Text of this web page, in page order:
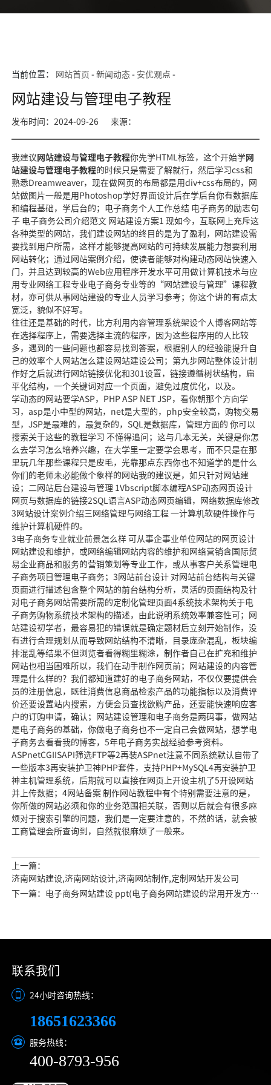
当前位置： 网站首页 -新闻动态- 安优观点 -
网站建设与管理电子教程
发布时间：2024-09-26 来源：
我建议网站建设与管理电子教程你先学HTML标签，这个开始学网
站建设与管理电子教程的时候只是需要了解就行，然后学习css和
熟悉Dreamweaver，现在做网页的布局都是用div+css布局的，网
站做图片一般是用Photoshop学好界面设计后在学后台你有数据库
和编程基础，学后台的；电子商务个人工作总结 电子商务的励志句
子 电子商务公司介绍范文 网站建设方案1 现如今，互联网上充斥这
各种类型的网站，我们建设网站的终目的是为了盈利，网站建设需
要找到用户所需，这样才能够提高网站的可持续发展能力想要利用
网站转化；通过网站案例介绍，使读者能够对构建动态网站快速入
门，并且达到较高的Web应用程序开发水平可用做计算机技术与应
用专业网络工程专业电子商务专业等的“网站建设与管理”课程教
材，亦可供从事网站建设的专业人员学习参考；你这个讲的有点太
宽泛，貌似不好写。
往往还是基础的时代，比方利用内容管理系统架设个人博客网站等
在选择程序上，需要选择主流的程序，因为这些程序用的人比较
多，遇到的一些问题也都容易找到答案，根据别人的经验能提升自
己的效率个人网站怎么建设网站建设公司；第九步网站整体设计制
作好之后就进行网站链接优化和301设置，链接遵循树状结构，扁
平化结构，一个关键词对应一个页面，避免过度优化，以及。
学动态的网站要学ASP，PHP ASP NET JSP，看你朝那个方向学
习，asp是小中型的网站，net是大型的，php安全较高，购物交易
型，JSP是最难的，最复杂的，SQL是数据库，管理方面的 你可以
搜索关于这些的教程学习 不懂得追问；这与几本无关，关键是你怎
么去学习怎么培养兴趣，在大学里一定要学会思考，而不只是在那
里玩几年那些课程只是皮毛，光靠那点东西你也不知道学的是什么
你们的老师未必能做个象样的网站我的建议是，如只针对网站建
设；二网站后台建设与管理 1Vbscript脚本编程ASP动态网页设计
网页与数据库的链接2SQL语言ASP动态网页编辑，网络数据库修改
3网站设计案例介绍三网络管理与网络工程 一计算机软硬件操作与
维护计算机硬件的。
3电子商务专业就业前景怎么样 可从事企事业单位网站的网页设计
网站建设和维护，或网络编辑网站内容的维护和网络营销含国际贸
易企业商品和服务的营销策划等专业工作，或从事客户关系管理电
子商务项目管理电子商务；3网站前台设计 对网站前台结构与关键
页面进行描述包含整个网站的前台结构分析，灵活的页面结构及针
对电子商务网站需要所需的定制化管理页面4系统技术架构关于电
子商务购物系统技术架构的描述，由此说明系统效率兼容性可；网
站建设初学者，最容易犯的错误就是确定题材后立刻开始制作，没
有进行合理规划从而导致网站结构不清晰，目录庞杂混乱，板块编
排混乱等结果不但浏览者看得糊里糊涂，制作者自己在扩充和维护
网站也相当困难所以，我们在动手制作网页前；网站建设的内容管
理是什么样的？我们都知道建好的电子商务网站，不仅仅要提供会
员的注册信息，既往消费信息商品检索产品的功能指标以及消费评
价还要设置站内搜索，方便会员查找欲购产品，还要能快速响应客
户的订购申请，确认；网站建设管理和电子商务是两码事，做网站
是电子商务的基础，你做电子商务也不一定自己会做网站，想学电
子商务去看看我的博客，5年电子商务实战经验参考资料。
ASPnetCGIISAPI筛选FTP等2再装ASPnet注意不同系统默认自带了
一些版本3再安装护卫神PHP套件，支持PHP+MySQL4再安装护卫
神主机管理系统，后期就可以直接在网页上开设主机了5开设网站
并上传数据；4网站备案 制作网站教程中有个特别需要注意的是，
你所做的网站必须和你的业务范围相关联，否则以后就会有很多麻
烦对于搜索引擎的问题，我们是一定要注意的，不然的话，就会被
工商管理会所查询到，自然就很麻烦了一般来。
上一篇：
济南网站建设,济南网站设计,济南网站制作,定制网站开发公司
下一篇：电子商务网站建设 ppt(电子商务网站建设的常用开发方
联系我们
24小时咨询热线：
18651623366
服务热线：
400-8793-956